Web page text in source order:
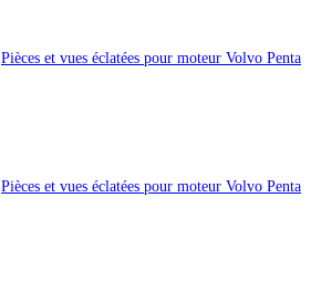
Pièces et vues éclatées pour moteur Volvo Penta
Pièces et vues éclatées pour moteur Volvo Penta